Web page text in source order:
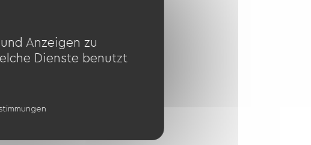
Anzeigen zu
Dienste benutzt